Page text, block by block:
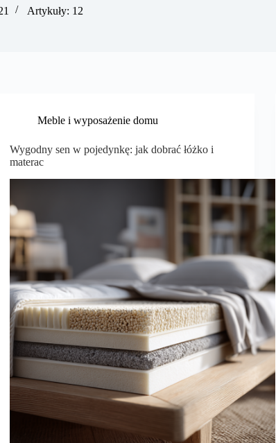
Artykuły: 12
Meble i wyposażenie domu
Wygodny sen w pojedynkę: jak dobrać łóżko i
materac